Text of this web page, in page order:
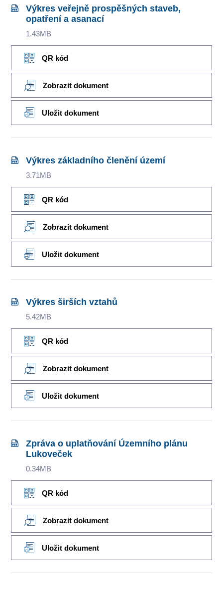
Výkres veřejně prospěšných staveb,
opatření a asanací
1.43MB
QR kód
Zobrazit dokument
Uložit dokument
Výkres základního členění území
3.71MB
QR kód
Zobrazit dokument
Uložit dokument
Výkres širších vztahů
5.42MB
QR kód
Zobrazit dokument
Uložit dokument
Zpráva o uplatňování Územního plánu
Lukoveček
0.34MB
QR kód
Zobrazit dokument
Uložit dokument